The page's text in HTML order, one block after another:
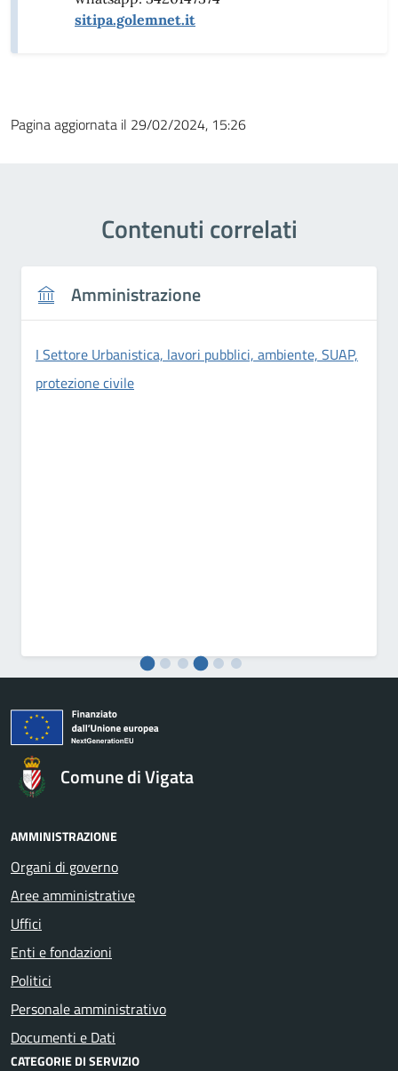
sitipa.golemnet.it
Pagina aggiornata il 29/02/2024, 15:26
Contenuti correlati
Amministrazione
I Settore Urbanistica, lavori pubblici, ambiente, SUAP,
protezione civile
Comune di Vigata
AMMINISTRAZIONE
Organi di governo
Aree amministrative
Uffici
Enti e fondazioni
Politici
Personale amministrativo
Documenti e Dati
CATEGORIE DI SERVIZIO